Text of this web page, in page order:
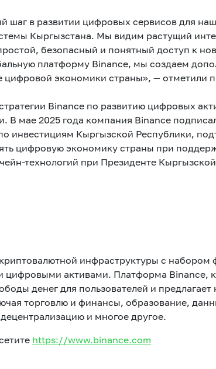
шаг в развитии цифровых сервисов для
Кыргызстана. Мы видим растущий
безопасный и понятный доступ к
платформу Binance, мы создаем
экономики страны», — отметили
Binance по развитию цифровых
В мае 2025 года компания Binance
инвестициям Кыргызской Республики,
цифровую экономику страны при
технологий при Президенте
инфраструктуры с набором
цифровыми активами. Платформа Binance,
денег для пользователей и
торговлю и финансы, образование,
и многое другое.
https://www.binance.com